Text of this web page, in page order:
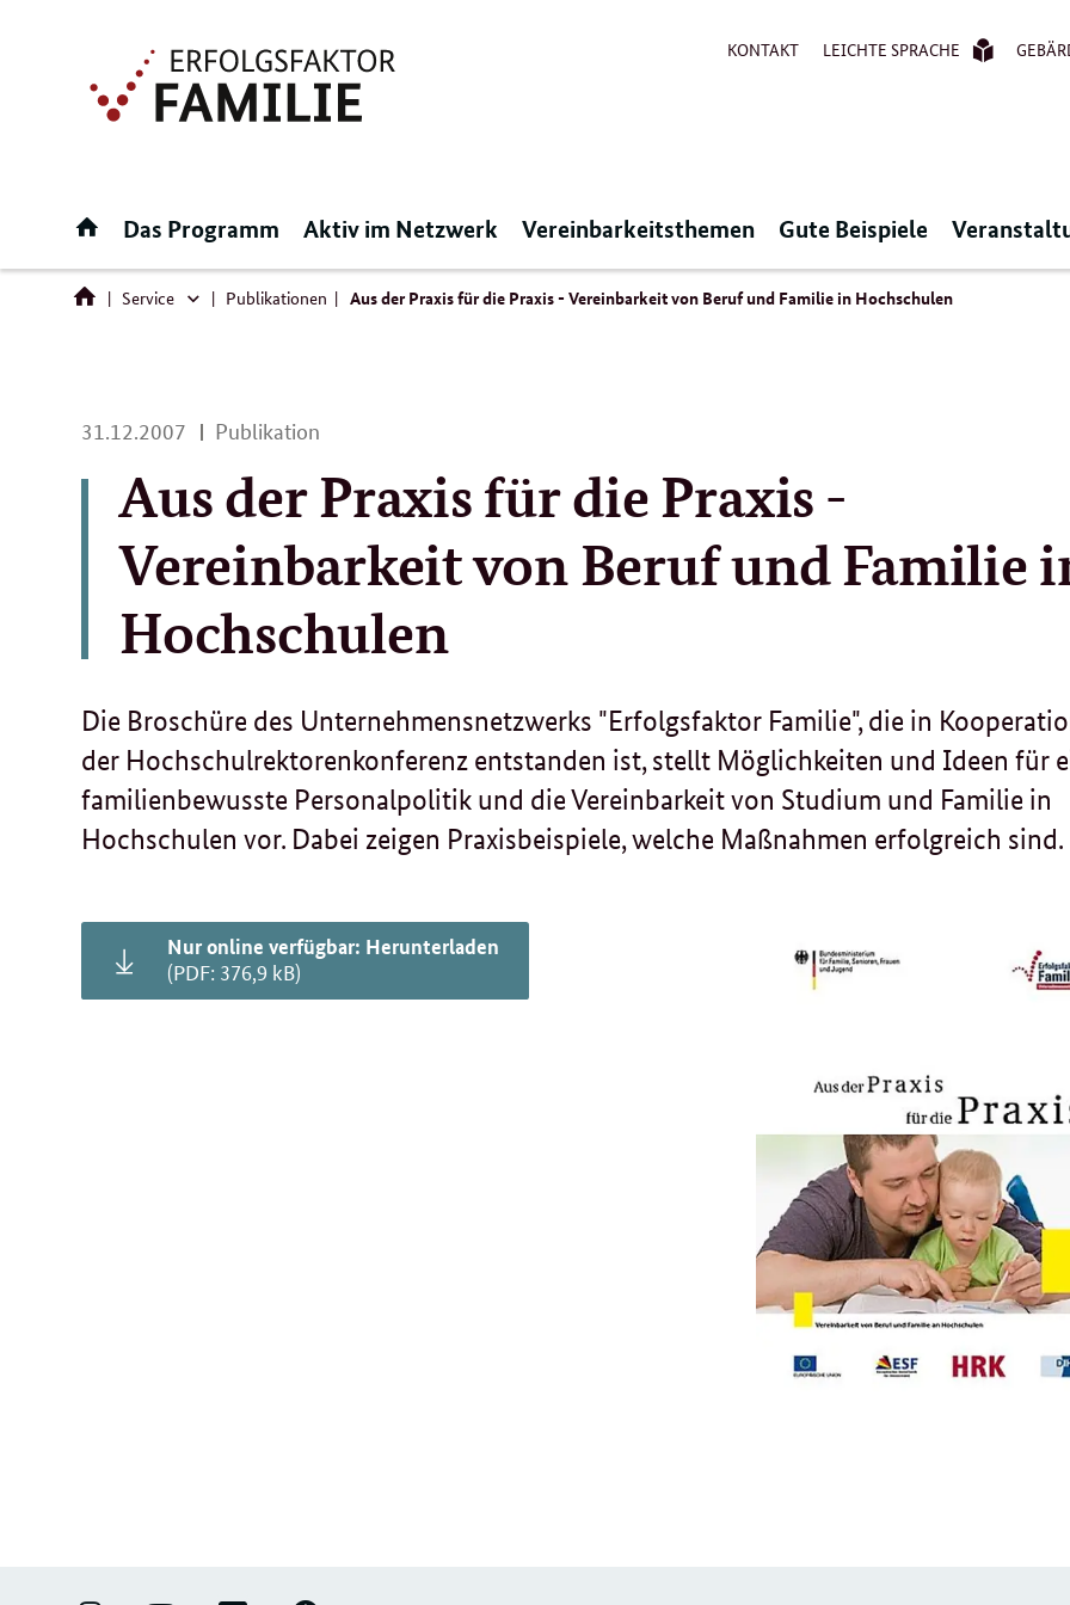
KONTAKT LEICHTE SPRACHE
Startseite
Das Programm Aktiv im Netzwerk Vereinbarkeitsthemen Gute Beispiele
Service ServicePublikationen Aus der Praxis für die Praxis - Vereinbarkeit von Beruf und Familie in Hochschulen
Aus der Praxis für die Praxis -
Vereinbarkeit von Beruf und Familie
Hochschulen
31.12.2007 31.
2007
Publikation
Die Broschüre des Unternehmensnetzwerks "Erfolgsfaktor Familie", die in
der Hochschulrektorenkonferenz entstanden ist, stellt Möglichkeiten und Ideen für
familienbewusste Personalpolitik und die Vereinbarkeit von Studium und Familie in
Hochschulen vor. Dabei zeigen Praxisbeispiele, welche Maßnahmen erfolgreich sind.
Nur online verfügbar: Herunterladen
(PDF: 376,9 kB)